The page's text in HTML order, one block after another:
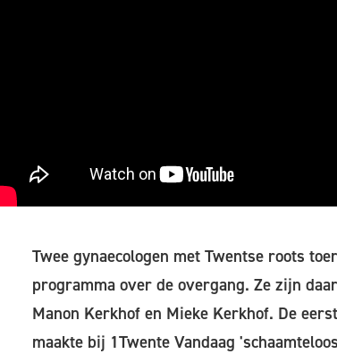
Twee gynaecologen met Twentse roots
programma over de overgang. Ze zijn
Manon Kerkhof en Mieke Kerkhof. De
maakte bij 1Twente Vandaag